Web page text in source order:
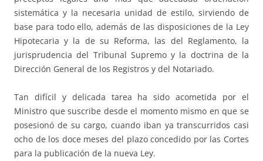
sistemática y la necesaria unidad de estilo, sirviendo de
base para todo ello, además de las disposiciones de la Ley
Hipotecaria y la de su Reforma, las del Reglamento, la
jurisprudencia del Tribunal Supremo y la doctrina de la
Dirección General de los Registros y del Notariado.
Tan difícil y delicada tarea ha sido acometida por el
Ministro que suscribe desde el momento mismo en que se
posesionó de su cargo, cuando iban ya transcurridos casi
ocho de los doce meses del plazo concedido por las Cortes
para la publicación de la nueva Ley.